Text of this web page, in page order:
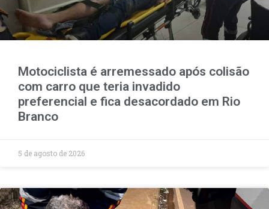
Motociclista é arremessado após colisão
com carro que teria invadido
preferencial e fica desacordado em Rio
Branco
5 de agosto de 2026